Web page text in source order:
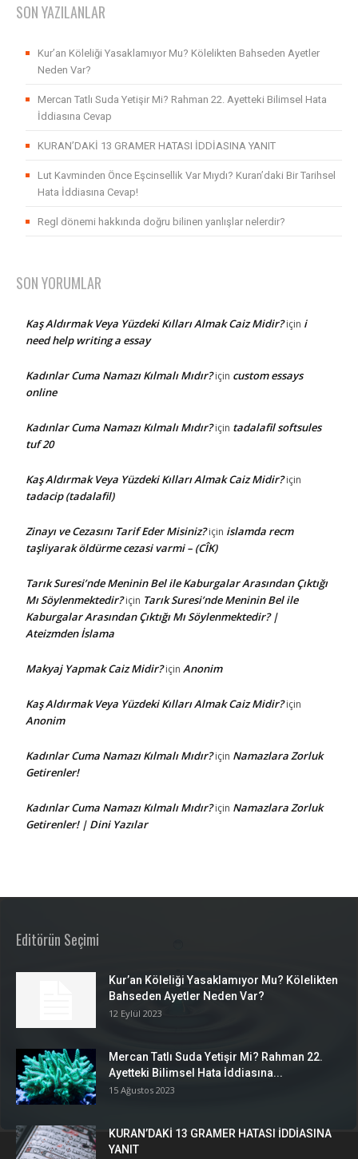
SON YAZILANLAR
Kur’an Köleliği Yasaklamıyor Mu? Kölelikten Bahseden Ayetler
Neden Var?
Mercan Tatlı Suda Yetişir Mi? Rahman 22. Ayetteki Bilimsel Hata
İddiasına Cevap
KURAN’DAKİ 13 GRAMER HATASI İDDİASINA YANIT
Lut Kavminden Önce Eşcinsellik Var Mıydı? Kuran’daki Bir Tarihsel
Hata İddiasına Cevap!
Regl dönemi hakkında doğru bilinen yanlışlar nelerdir?
SON YORUMLAR
Kaş Aldırmak Veya Yüzdeki Kılları Almak Caiz Midir?için i
need help writing a essay
Kadınlar Cuma Namazı Kılmalı Mıdır?için custom essays
online
Kadınlar Cuma Namazı Kılmalı Mıdır?için tadalafil softsules
tuf 20
Kaş Aldırmak Veya Yüzdeki Kılları Almak Caiz Midir?için
tadacip (tadalafil)
Zinayı ve Cezasını Tarif Eder Misiniz?için islamda recm
taşliyarak öldürme cezasi varmi – (CÎK)
Tarık Suresi’nde Meninin Bel ile Kaburgalar Arasından Çıktığı
Mı Söylenmektedir?için Tarık Suresi’nde Meninin Bel ile
Kaburgalar Arasından Çıktığı Mı Söylenmektedir? |
Ateizmden İslama
Makyaj Yapmak Caiz Midir?için Anonim
Kaş Aldırmak Veya Yüzdeki Kılları Almak Caiz Midir?için
Anonim
Kadınlar Cuma Namazı Kılmalı Mıdır?için Namazlara Zorluk
Getirenler!
Kadınlar Cuma Namazı Kılmalı Mıdır?için Namazlara Zorluk
Getirenler! | Dini Yazılar
Editörün Seçimi
Kur’an Köleliği Yasaklamıyor Mu? Kölelikten
Bahseden Ayetler Neden Var?
12 Eylül 2023
Mercan Tatlı Suda Yetişir Mi? Rahman 22.
Ayetteki Bilimsel Hata İddiasına...
15 Ağustos 2023
KURAN’DAKİ 13 GRAMER HATASI İDDİASINA
YANIT